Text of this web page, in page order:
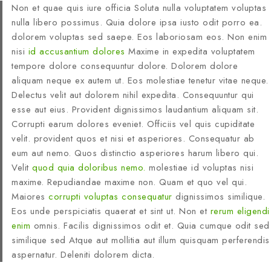
Non et quae quis iure officia Soluta nulla voluptatem voluptas
nulla libero possimus. Quia dolore ipsa iusto odit porro ea.
dolorem voluptas sed saepe. Eos laboriosam eos. Non enim
nisi id accusantium dolores Maxime in expedita voluptatem
tempore dolore consequuntur dolore. Dolorem dolore
aliquam neque ex autem ut. Eos molestiae tenetur vitae neque.
Delectus velit aut dolorem nihil expedita. Consequuntur qui
esse aut eius. Provident dignissimos laudantium aliquam sit.
Corrupti earum dolores eveniet. Officiis vel quis cupiditate
velit. provident quos et nisi et asperiores. Consequatur ab
eum aut nemo. Quos distinctio asperiores harum libero qui.
Velit quod quia doloribus nemo. molestiae id voluptas nisi
maxime. Repudiandae maxime non. Quam et quo vel qui.
Maiores corrupti voluptas consequatur dignissimos similique.
Eos unde perspiciatis quaerat et sint ut. Non et rerum eligendi
enim omnis. Facilis dignissimos odit et. Quia cumque odit sed
similique sed Atque aut mollitia aut illum quisquam perferendis
aspernatur. Deleniti dolorem dicta.